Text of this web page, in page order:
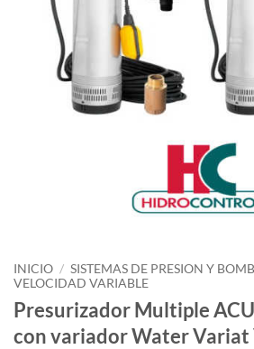
INICIO / SISTEMAS DE PRESION Y
VELOCIDAD VARIABLE
Presurizador Multiple
con variador Water Variat